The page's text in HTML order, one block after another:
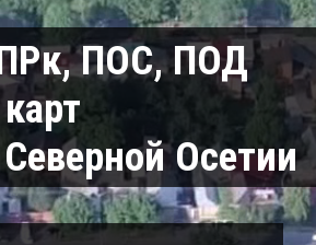
ПОС, ПОД
Осетии